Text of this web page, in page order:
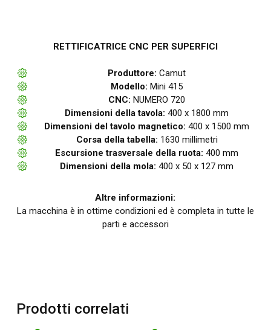
RETTIFICATRICE CNC PER SUPERFICI
Produttore: Camut
Modello: Mini 415
CNC: NUMERO 720
Dimensioni della tavola: 400 x 1800 mm
Dimensioni del tavolo magnetico: 400 x 1500 mm
Corsa della tabella: 1630 millimetri
Escursione trasversale della ruota: 400 mm
Dimensioni della mola: 400 x 50 x 127 mm
Altre informazioni:
La macchina è in ottime condizioni ed è completa in tutte le
parti e accessori
Prodotti correlati